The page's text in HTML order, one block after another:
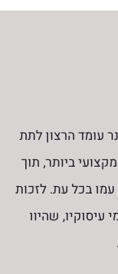
עומד הרצון לתת
ביותר, תוך
בכל עת. לזכות
שהיוו